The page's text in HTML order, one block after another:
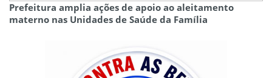
Prefeitura amplia ações de apoio ao aleitamento
materno nas Unidades de Saúde da Família